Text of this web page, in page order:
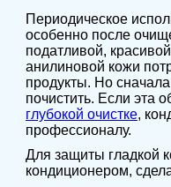
Периодическое
особенно после
податливой,
анилиновой кожи
продукты. Но
почистить. Если эта
глубокой очистке,
профессионалу.
Для защиты гладкой
кондиционером,